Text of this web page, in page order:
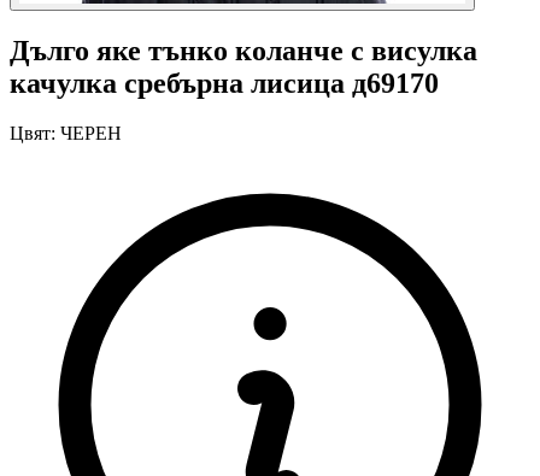
Дълго яке тънко коланче с висулка
качулка сребърна лисица д69170
Цвят: ЧЕРЕН